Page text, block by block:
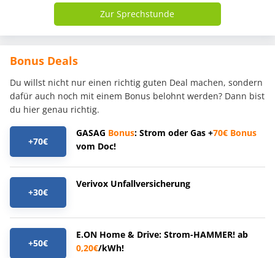
Zur Sprechstunde
Bonus Deals
Du willst nicht nur einen richtig guten Deal machen, sondern
dafür auch noch mit einem Bonus belohnt werden? Dann bist
du hier genau richtig.
+70€
GASAG Bonus: Strom oder Gas +70€ Bonus
vom Doc!
+30€
Verivox Unfallversicherung
+50€
E.ON Home & Drive: Strom-HAMMER! ab
0,20€/kWh!